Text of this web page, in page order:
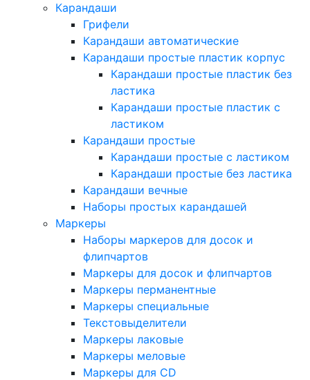
Карандаши
Грифели
Карандаши автоматические
Карандаши простые пластик корпус
Карандаши простые пластик без
ластика
Карандаши простые пластик с
ластиком
Карандаши простые
Карандаши простые с ластиком
Карандаши простые без ластика
Карандаши вечные
Наборы простых карандашей
Маркеры
Наборы маркеров для досок и
флипчартов
Маркеры для досок и флипчартов
Маркеры перманентные
Маркеры специальные
Текстовыделители
Маркеры лаковые
Маркеры меловые
Маркеры для CD